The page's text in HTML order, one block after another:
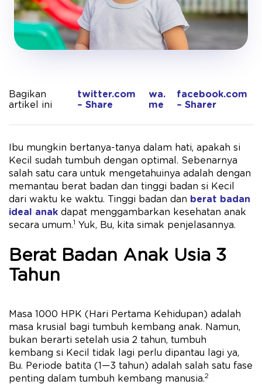
Bagikan
artikel ini
twitter.com
– Share
wa.
me
facebook.com
– Sharer
Ibu mungkin bertanya-tanya dalam hati, apakah si
Kecil sudah tumbuh dengan optimal. Sebenarnya
salah satu cara untuk mengetahuinya adalah dengan
memantau berat badan dan tinggi badan si Kecil
dari waktu ke waktu. Tinggi badan dan berat badan
ideal anak dapat menggambarkan kesehatan anak
secara umum.1 Yuk, Bu, kita simak penjelasannya.
Berat Badan Anak Usia 3
Tahun
Masa 1000 HPK (Hari Pertama Kehidupan) adalah
masa krusial bagi tumbuh kembang anak. Namun,
bukan berarti setelah usia 2 tahun, tumbuh
kembang si Kecil tidak lagi perlu dipantau lagi ya,
Bu. Periode batita (1—3 tahun) adalah salah satu fase
penting dalam tumbuh kembang manusia.2